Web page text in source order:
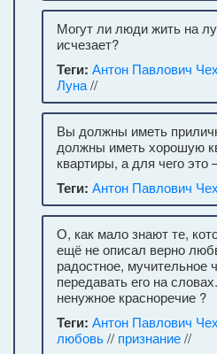
Могут ли люди жить на
исчезает?
Теги: Антон Павлович
Луна//
Вы должны иметь
должны иметь хорошую
квартиры, а для чего это
Теги: Антон Павлович
О, как мало знают те,
ещё не описал верно
радостное, мучительное
передавать его на
ненужное красноречие ?
Теги: Антон Павлович
любовь// признание//